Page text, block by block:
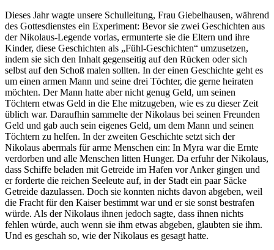
Dieses Jahr wagte unsere Schulleitung, Frau Giebelhausen, während
des Gottesdienstes ein Experiment: Bevor sie zwei Geschichten aus
der Nikolaus-Legende vorlas, ermunterte sie die Eltern und ihre
Kinder, diese Geschichten als „Fühl-Geschichten“ umzusetzen,
indem sie sich den Inhalt gegenseitig auf den Rücken oder sich
selbst auf den Schoß malen sollten. In der einen Geschichte geht es
um einen armen Mann und seine drei Töchter, die gerne heiraten
möchten. Der Mann hatte aber nicht genug Geld, um seinen
Töchtern etwas Geld in die Ehe mitzugeben, wie es zu dieser Zeit
üblich war. Daraufhin sammelte der Nikolaus bei seinen Freunden
Geld und gab auch sein eigenes Geld, um dem Mann und seinen
Töchtern zu helfen. In der zweiten Geschichte setzt sich der
Nikolaus abermals für arme Menschen ein: In Myra war die Ernte
verdorben und alle Menschen litten Hunger. Da erfuhr der Nikolaus,
dass Schiffe beladen mit Getreide im Hafen vor Anker gingen und
er forderte die reichen Seeleute auf, in der Stadt ein paar Säcke
Getreide dazulassen. Doch sie konnten nichts davon abgeben, weil
die Fracht für den Kaiser bestimmt war und er sie sonst bestrafen
würde. Als der Nikolaus ihnen jedoch sagte, dass ihnen nichts
fehlen würde, auch wenn sie ihm etwas abgeben, glaubten sie ihm.
Und es geschah so, wie der Nikolaus es gesagt hatte.